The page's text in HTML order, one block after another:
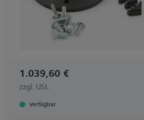
1.039,60 €
zzgl. USt.
Verfügbar